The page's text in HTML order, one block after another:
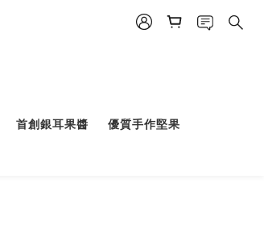
首創銀耳果醬 優質手作堅果